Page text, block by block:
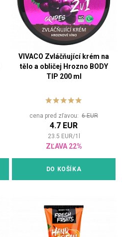
VIVACO Zvláčňující krém na
tělo a obličej Hrozno BODY
TIP 200 ml
cena pred zľavou: 6 EUR
4.7 EUR
23.5 EUR/1
ZĽAVA 22%
DO KOŠÍKA